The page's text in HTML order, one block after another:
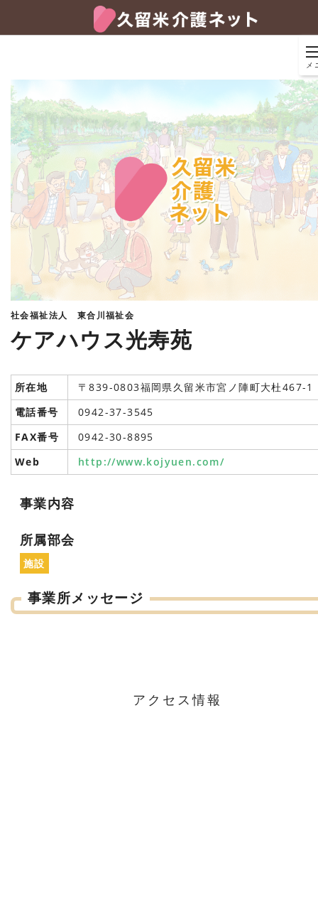
メ
社会福祉法人 東合川福祉会
ケアハウス光寿苑
所在地
〒839-0803福岡県久留米市宮ノ陣町大杜467-1
電話番号
0942-37-3545
FAX番号
0942-30-8895
Web
http://www.kojyuen.com/
事業内容
所属部会
施設
事業所メッセージ
アクセス情報